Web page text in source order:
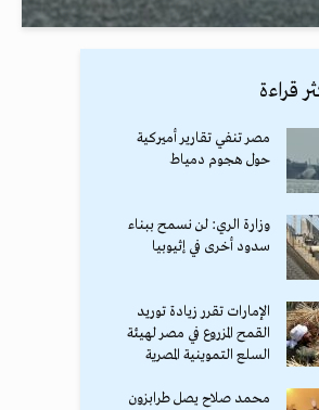
قراءة
مصر تنفي تقارير أميركية
حول هجوم دمياط
وزارة الري: لن نسمح ببناء
سدود أخرى في إثيوبيا
الإمارات تقرر زيادة توريد
القمح المزروع في مصر لهيئة
السلع التموينية المصرية
محمد صلاح يصل طرابزون